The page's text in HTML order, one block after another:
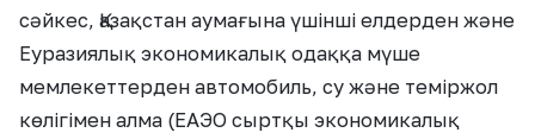
сәйкес, Қазақстан аумағына үшінші елдерден және
Еуразиялық экономикалық одаққа мүше
мемлекеттерден автомобиль, су және теміржол
көлігімен алма (ЕАЭО сыртқы экономикалық